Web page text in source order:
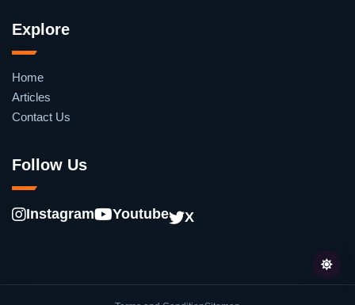
Explore
Home
Articles
Contact Us
Follow Us
Instagram Youtube X